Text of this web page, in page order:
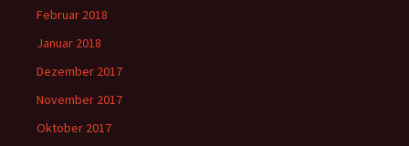
Februar 2018
Januar 2018
Dezember 2017
November 2017
Oktober 2017